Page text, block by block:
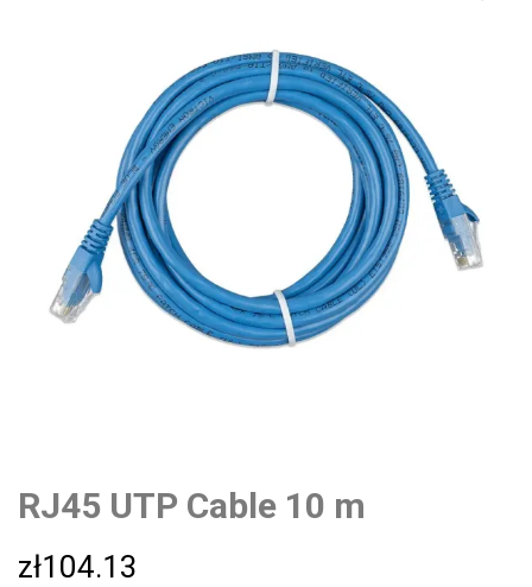
RJ45 UTP Cable 10 m
zł104.13